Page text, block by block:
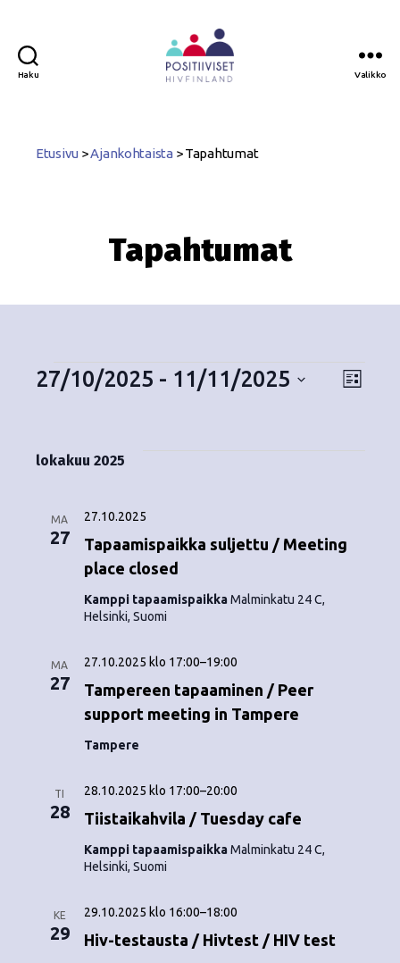
Haku Valikko
Etusivu >Ajankohtaista >Tapahtumat
Tapahtumat
N
ä
T
L
27/10/2025 - 11/11/2025
i
lokakuu 2025
MA
27
Tapaamispaikka suljettu / Meeting
place closed
27.10.2025
Kamppi tapaamispaikkaMalminkatu 24 C,
Helsinki, Suomi
MA
27
Tampereen tapaaminen / Peer
support meeting in Tampere
27.10.2025 klo 17:00–19:00
Tampere
TI
28 Tiistaikahvila / Tuesday cafe
28.10.2025 klo 17:00–20:00
Kamppi tapaamispaikkaMalminkatu 24 C,
Helsinki, Suomi
KE
29 Hiv-testausta / Hivtest / HIV test
29.10.2025 klo 16:00–18:00